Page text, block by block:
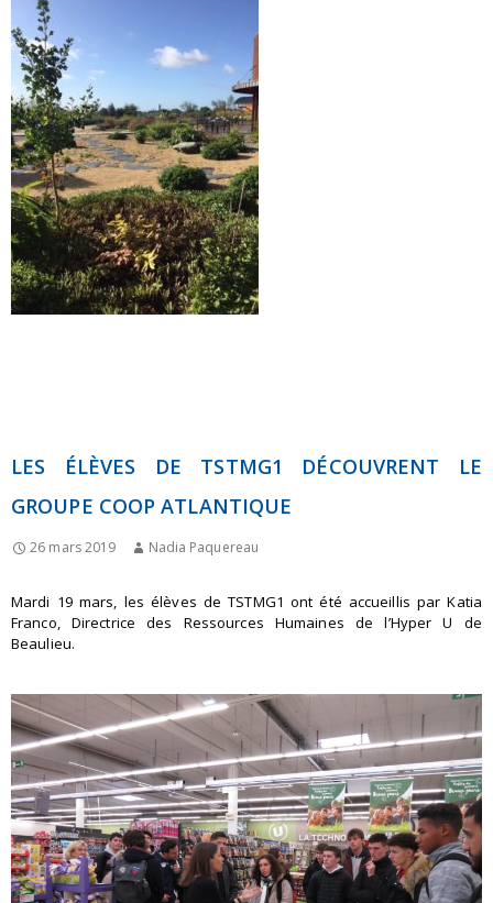
LES ÉLÈVES DE TSTMG1 DÉCOUVRENT LE
GROUPE COOP ATLANTIQUE
26 mars 2019 Nadia Paquereau
Mardi 19 mars, les élèves de TSTMG1 ont été accueillis par Katia
Franco, Directrice des Ressources Humaines de l’Hyper U de
Beaulieu.